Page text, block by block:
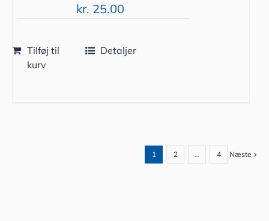
kr. 25.00
Tilføj til
kurv
Detaljer
1 2 … 4 Næste